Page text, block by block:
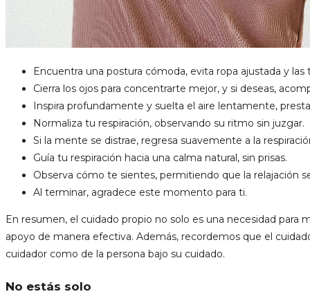
Encuentra una postura cómoda, evita ropa ajustada y
Cierra los ojos para concentrarte mejor, y si deseas,
Inspira profundamente y suelta el aire lentamente,
Normaliza tu respiración, observando su ritmo sin juzgar.
Si la mente se distrae, regresa suavemente a la
Guía tu respiración hacia una calma natural, sin prisas.
Observa cómo te sientes, permitiendo que la relajación
Al terminar, agradece este momento para ti.
En resumen, el cuidado propio no solo es una necesidad
apoyo de manera efectiva. Además, recordemos que el
cuidador como de la persona bajo su cuidado.
No estás solo